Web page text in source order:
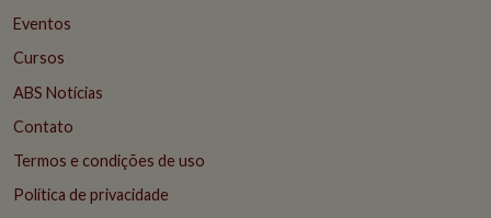
Eventos
Cursos
ABS Notícias
Contato
Termos e condições de uso
Política de privacidade